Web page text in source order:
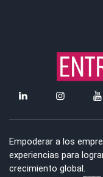
Empoderar a los
experiencias para
crecimiento global.